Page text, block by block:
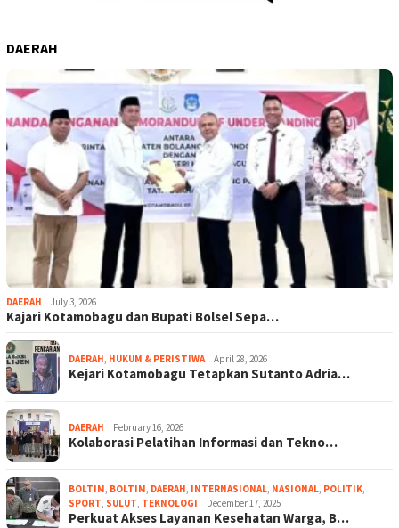
DAERAH
DAERAH July 3, 2026
Kajari Kotamobagu dan Bupati Bolsel Sepa…
DAERAH, HUKUM & PERISTIWA April 28, 2026
Kejari Kotamobagu Tetapkan Sutanto Adria…
DAERAH February 16, 2026
Kolaborasi Pelatihan Informasi dan Tekno…
BOLTIM, BOLTIM, DAERAH, INTERNASIONAL, NASIONAL, POLITIK,
SPORT, SULUT, TEKNOLOGI December 17, 2025
Perkuat Akses Layanan Kesehatan Warga, B…